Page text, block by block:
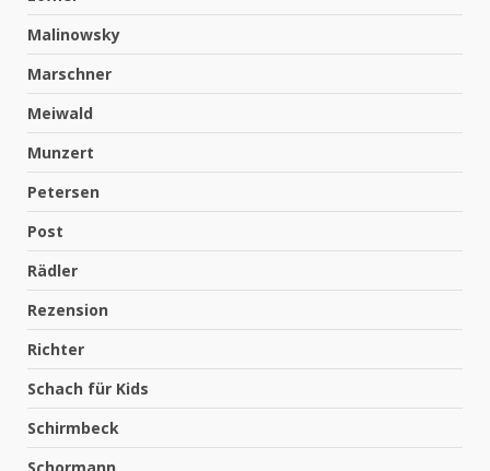
Malinowsky
Marschner
Meiwald
Munzert
Petersen
Post
Rädler
Rezension
Richter
Schach für Kids
Schirmbeck